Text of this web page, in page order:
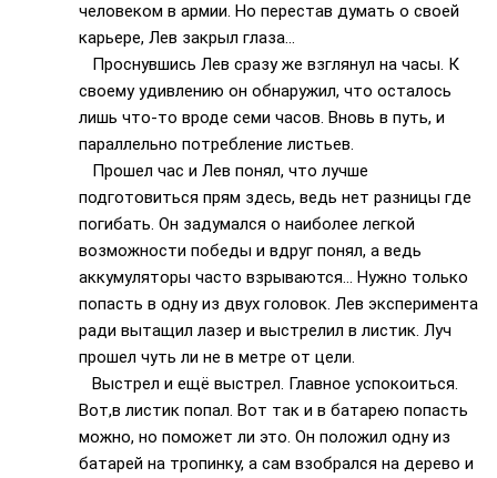
человеком в армии. Но перестав думать о своей
карьере, Лев закрыл глаза…
Проснувшись Лев сразу же взглянул на часы. К
своему удивлению он обнаружил, что осталось
лишь что-то вроде семи часов. Вновь в путь, и
параллельно потребление листьев.
Прошел час и Лев понял, что лучше
подготовиться прям здесь, ведь нет разницы где
погибать. Он задумался о наиболее легкой
возможности победы и вдруг понял, а ведь
аккумуляторы часто взрываются… Нужно только
попасть в одну из двух головок. Лев эксперимента
ради вытащил лазер и выстрелил в листик. Луч
прошел чуть ли не в метре от цели.
Выстрел и ещё выстрел. Главное успокоиться.
Вот,в листик попал. Вот так и в батарею попасть
можно, но поможет ли это. Он положил одну из
батарей на тропинку, а сам взобрался на дерево и